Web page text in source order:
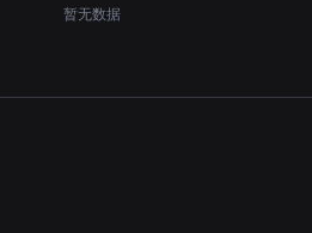
暂无数据